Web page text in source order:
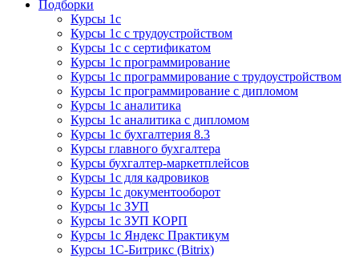
Подборки
Курсы 1с
Курсы 1с с трудоустройством
Курсы 1с с сертификатом
Курсы 1с программирование
Курсы 1с программирование с трудоустройством
Курсы 1с программирование с дипломом
Курсы 1с аналитика
Курсы 1с аналитика с дипломом
Курсы 1с бухгалтерия 8.3
Курсы главного бухгалтера
Курсы бухгалтер-маркетплейсов
Курсы 1с для кадровиков
Курсы 1с документооборот
Курсы 1с ЗУП
Курсы 1с ЗУП КОРП
Курсы 1с Яндекс Практикум
Курсы 1С-Битрикс (Bitrix)